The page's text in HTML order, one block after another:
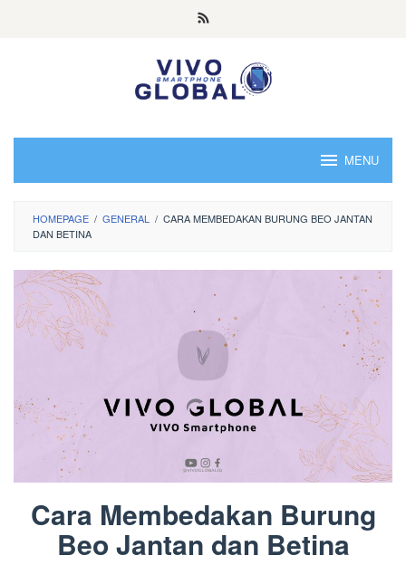
MENU
HOMEPAGE / GENERAL / CARA MEMBEDAKAN BURUNG BEO JANTAN
DAN BETINA
Cara Membedakan Burung
Beo Jantan dan Betina